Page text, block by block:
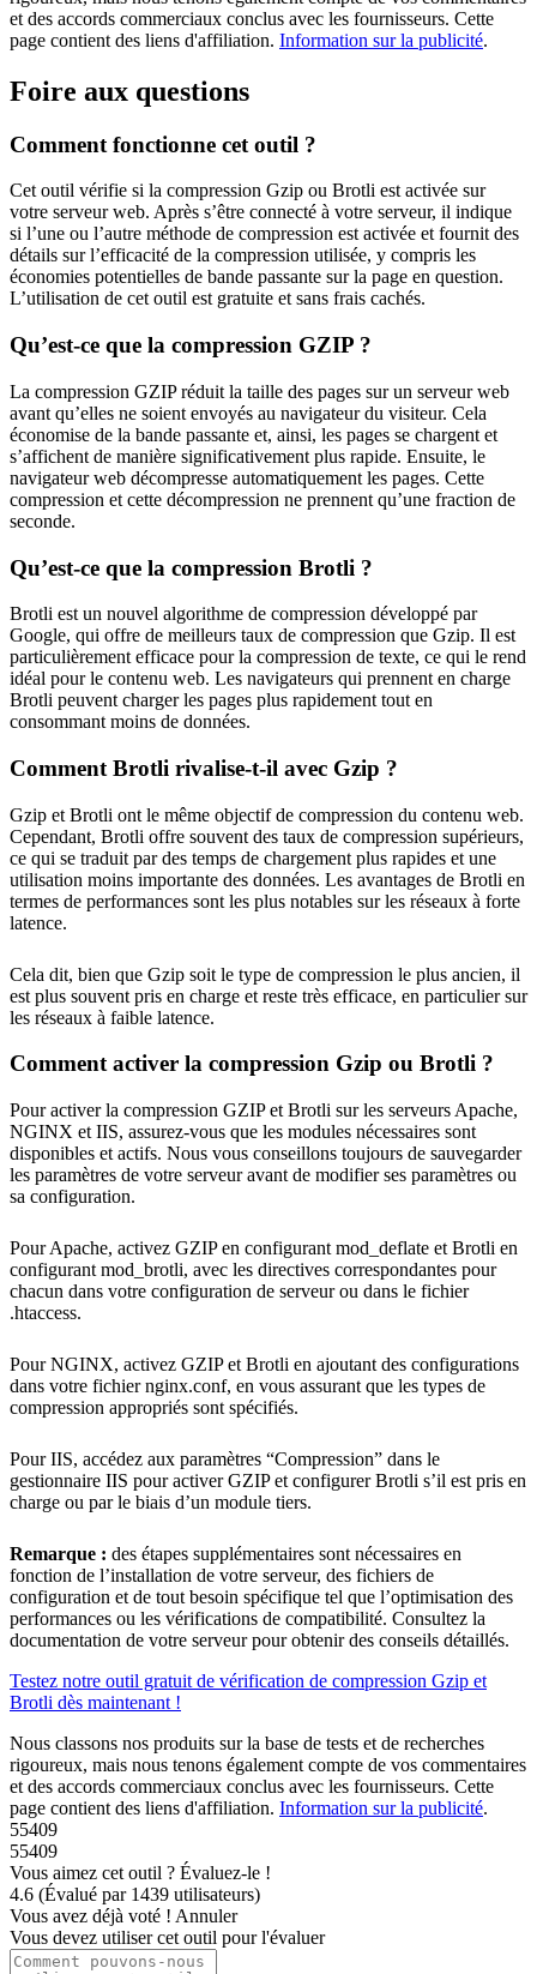
et des accords commerciaux conclus avec les fournisseurs. Cette
page contient des liens d'affiliation. Information sur la publicité.
Foire aux questions
Comment fonctionne cet outil ?
Cet outil vérifie si la compression Gzip ou Brotli est activée sur
votre serveur web. Après s’être connecté à votre serveur, il indique
si l’une ou l’autre méthode de compression est activée et fournit des
détails sur l’efficacité de la compression utilisée, y compris les
économies potentielles de bande passante sur la page en question.
L’utilisation de cet outil est gratuite et sans frais cachés.
Qu’est-ce que la compression GZIP ?
La compression GZIP réduit la taille des pages sur un serveur web
avant qu’elles ne soient envoyés au navigateur du visiteur. Cela
économise de la bande passante et, ainsi, les pages se chargent et
s’affichent de manière significativement plus rapide. Ensuite, le
navigateur web décompresse automatiquement les pages. Cette
compression et cette décompression ne prennent qu’une fraction de
seconde.
Qu’est-ce que la compression Brotli ?
Brotli est un nouvel algorithme de compression développé par
Google, qui offre de meilleurs taux de compression que Gzip. Il est
particulièrement efficace pour la compression de texte, ce qui le rend
idéal pour le contenu web. Les navigateurs qui prennent en charge
Brotli peuvent charger les pages plus rapidement tout en
consommant moins de données.
Comment Brotli rivalise-t-il avec Gzip ?
Gzip et Brotli ont le même objectif de compression du contenu web.
Cependant, Brotli offre souvent des taux de compression supérieurs,
ce qui se traduit par des temps de chargement plus rapides et une
utilisation moins importante des données. Les avantages de Brotli en
termes de performances sont les plus notables sur les réseaux à forte
latence.
Cela dit, bien que Gzip soit le type de compression le plus ancien, il
est plus souvent pris en charge et reste très efficace, en particulier sur
les réseaux à faible latence.
Comment activer la compression Gzip ou Brotli ?
Pour activer la compression GZIP et Brotli sur les serveurs Apache,
NGINX et IIS, assurez-vous que les modules nécessaires sont
disponibles et actifs. Nous vous conseillons toujours de sauvegarder
les paramètres de votre serveur avant de modifier ses paramètres ou
sa configuration.
Pour Apache, activez GZIP en configurant mod_deflate et Brotli en
configurant mod_brotli, avec les directives correspondantes pour
chacun dans votre configuration de serveur ou dans le fichier
.htaccess.
Pour NGINX, activez GZIP et Brotli en ajoutant des configurations
dans votre fichier nginx.conf, en vous assurant que les types de
compression appropriés sont spécifiés.
Pour IIS, accédez aux paramètres “Compression” dans le
gestionnaire IIS pour activer GZIP et configurer Brotli s’il est pris en
charge ou par le biais d’un module tiers.
Remarque : des étapes supplémentaires sont nécessaires en
fonction de l’installation de votre serveur, des fichiers de
configuration et de tout besoin spécifique tel que l’optimisation des
performances ou les vérifications de compatibilité. Consultez la
documentation de votre serveur pour obtenir des conseils détaillés.
Testez notre outil gratuit de vérification de compression Gzip et
Brotli dès maintenant !
Nous classons nos produits sur la base de tests et de recherches
rigoureux, mais nous tenons également compte de vos commentaires
et des accords commerciaux conclus avec les fournisseurs. Cette
page contient des liens d'affiliation. Information sur la publicité.
55409
55409
Vous aimez cet outil ? Évaluez-le !
4.6 (Évalué par 1439 utilisateurs)
Vous avez déjà voté ! Annuler
Vous devez utiliser cet outil pour l'évaluer